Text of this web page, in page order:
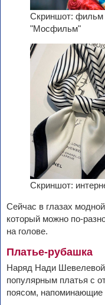
Скриншот: фильм
"Мосфильм"
Скриншот:
Сейчас в глазах
который можно по-
на голове.
Платье-рубашка
Наряд Нади
популярным платья с
поясом, напоминающие